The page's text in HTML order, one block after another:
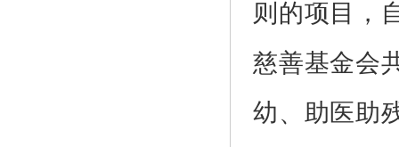
则的项目，
慈善基金会
幼、助医助